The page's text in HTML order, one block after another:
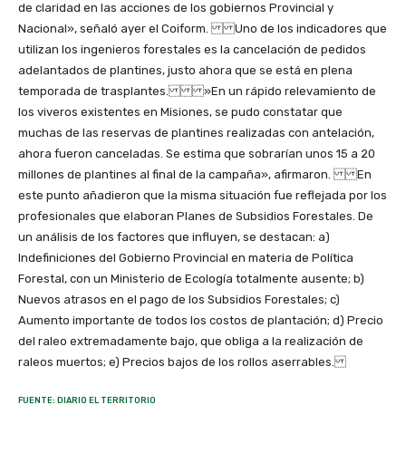
de claridad en las acciones de los gobiernos Provincial y
Nacional», señaló ayer el Coiform. Uno de los indicadores que
utilizan los ingenieros forestales es la cancelación de pedidos
adelantados de plantines, justo ahora que se está en plena
temporada de trasplantes. »En un rápido relevamiento de
los viveros existentes en Misiones, se pudo constatar que
muchas de las reservas de plantines realizadas con antelación,
ahora fueron canceladas. Se estima que sobrarían unos 15 a 20
millones de plantines al final de la campaña», afirmaron. En
este punto añadieron que la misma situación fue reflejada por los
profesionales que elaboran Planes de Subsidios Forestales. De
un análisis de los factores que influyen, se destacan: a)
Indefiniciones del Gobierno Provincial en materia de Política
Forestal, con un Ministerio de Ecología totalmente ausente; b)
Nuevos atrasos en el pago de los Subsidios Forestales; c)
Aumento importante de todos los costos de plantación; d) Precio
del raleo extremadamente bajo, que obliga a la realización de
raleos muertos; e) Precios bajos de los rollos aserrables.
FUENTE: DIARIO EL TERRITORIO